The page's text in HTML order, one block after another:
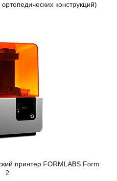
конструкций)
принтер FORMLABS Form
2